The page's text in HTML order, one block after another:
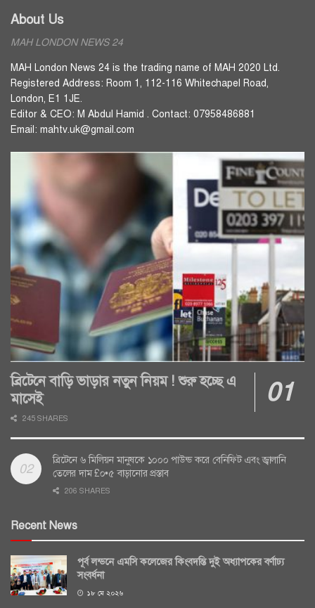
About Us
MAH LONDON NEWS 24
MAH London News 24 is the trading name of MAH 2020 Ltd.
Registered Address: Room 1, 112-116 Whitechapel Road,
London, E1 1JE.
Editor & CEO: M Abdul Hamid . Contact: 07958486881
Email: mahtv.uk@gmail.com
ব্রিটেনে বাড়ি ভাড়ার নতুন নিয়ম ! শুরু হচ্ছে এ
মাসেই
245 SHARES
ব্রিটেনে ৬ মিলিয়ন মানুষকে ১০০০ পাউন্ড করে বেনিফিট এবং জ্বালানি
তেলের দাম £০•৫ বাড়ানোর প্রস্তাব
206 SHARES
Recent News
পূর্ব লন্ডনে এমসি কলেজের কিংবদন্তি দুই অধ্যাপকের বর্ণাঢ্য
সংবর্ধনা
১৮ মে ২০২৬